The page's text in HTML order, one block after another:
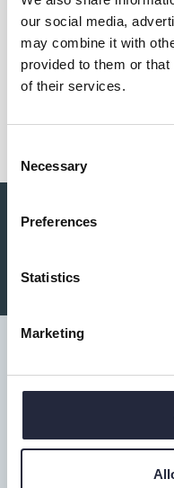
our social media,
may combine it with
provided to them or
of their services.
Selection
Necessary
Preferences
Statistics
Marketing
Kontakt &
Dela
Du kanske